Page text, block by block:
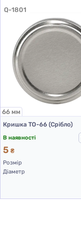
Q-1801
66 мм
Кришка ТО-66 (Срібло)
В наявності
5 ₴
Розмір
Діаметр